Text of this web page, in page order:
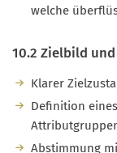
welche
10.2 Zielbild
Klarer
Definition
Abstimmung